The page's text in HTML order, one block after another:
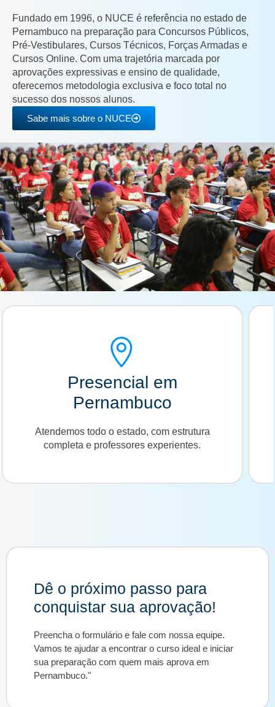
Fundado em 1996, o NUCE é referência no estado de
Pernambuco na preparação para Concursos Públicos,
Pré-Vestibulares, Cursos Técnicos, Forças Armadas e
Cursos Online. Com uma trajetória marcada por
aprovações expressivas e ensino de qualidade,
oferecemos metodologia exclusiva e foco total no
sucesso dos nossos alunos.
Sabe mais sobre o NUCE
Presencial em
Pernambuco
Atendemos todo o estado, com estrutura
completa e professores experientes.
Dê o próximo passo para
conquistar sua aprovação!
Preencha o formulário e fale com nossa equipe.
Vamos te ajudar a encontrar o curso ideal e iniciar
sua preparação com quem mais aprova em
Pernambuco."